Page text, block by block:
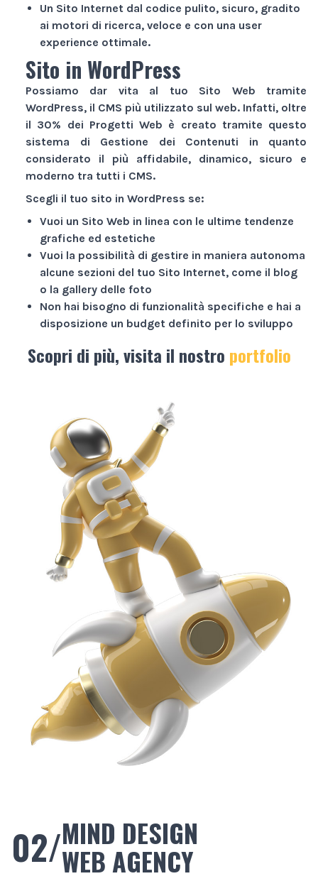
Un Sito Internet dal codice pulito, sicuro, gradito
ai motori di ricerca, veloce e con una user
experience ottimale.
Sito in WordPress
Possiamo dar vita al tuo Sito Web tramite
WordPress, il CMS più utilizzato sul web. Infatti, oltre
il 30% dei Progetti Web è creato tramite questo
sistema di Gestione dei Contenuti in quanto
considerato il più affidabile, dinamico, sicuro e
moderno tra tutti i CMS.
Scegli il tuo sito in WordPress se:
Vuoi un Sito Web in linea con le ultime tendenze
grafiche ed estetiche
Vuoi la possibilità di gestire in maniera autonoma
alcune sezioni del tuo Sito Internet, come il blog
o la gallery delle foto
Non hai bisogno di funzionalità specifiche e hai a
disposizione un budget definito per lo sviluppo
Scopri di più, visita il nostro portfolio
02/MIND DESIGN
WEB AGENCY